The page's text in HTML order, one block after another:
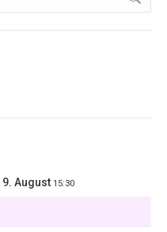
9. August 15:30